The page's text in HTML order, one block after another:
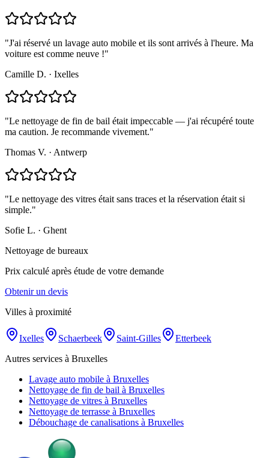
"J'ai réservé un lavage auto mobile et ils sont arrivés à l'heure. Ma
voiture est comme neuve !"
Camille D. · Ixelles
"Le nettoyage de fin de bail était impeccable — j'ai récupéré toute
ma caution. Je recommande vivement."
Thomas V. · Antwerp
"Le nettoyage des vitres était sans traces et la réservation était si
simple."
Sofie L. · Ghent
Nettoyage de bureaux
Prix calculé après étude de votre demande
Obtenir un devis
Villes à proximité
Ixelles Schaerbeek Saint-Gilles
Etterbeek
Autres services à Bruxelles
Lavage auto mobile à Bruxelles
Nettoyage de fin de bail à Bruxelles
Nettoyage de vitres à Bruxelles
Nettoyage de terrasse à Bruxelles
Débouchage de canalisations à Bruxelles